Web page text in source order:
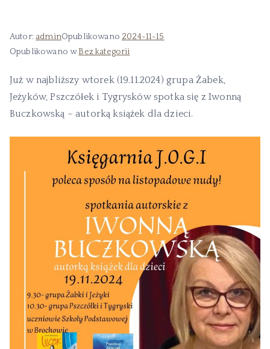
Autor: adminOpublikowano 2024-11-15
Opublikowano wBez kategorii
Już w najbliższy wtorek (19.11.2024) grupa Żabek,
Jeżyków, Pszczółek i Tygrysków spotka się z Iwonną
Buczkowską – autorką książek dla dzieci.